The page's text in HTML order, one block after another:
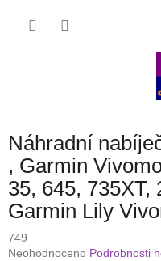
Náhradní
, Garmin
35, 645, 735XT,
Garmin Lily
749
Průměrné
Neohodnoceno Podrobnosti